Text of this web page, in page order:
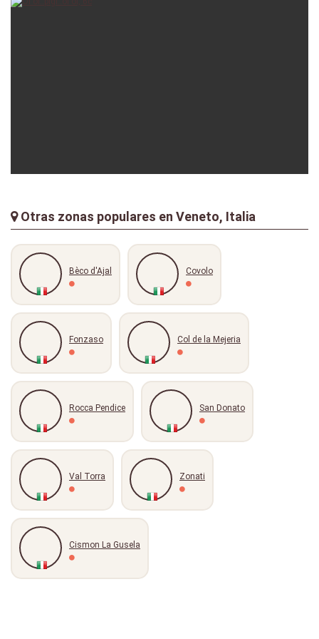
ganesha
Otras zonas populares en Veneto, Italia
Bèco d'Ajal Covolo
Fonzaso Col de la Mejeria
Rocca Pendice San Donato
Val Torra Zonati
Cismon La Gusela